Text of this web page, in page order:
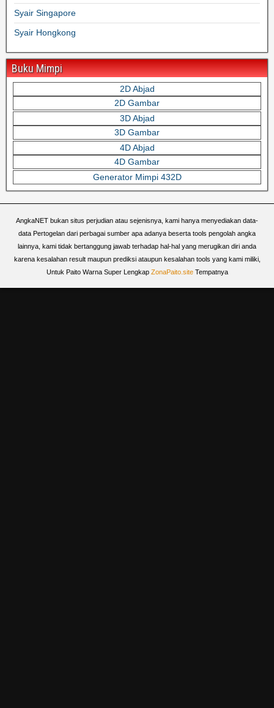
Syair Singapore
Syair Hongkong
Buku Mimpi
2D Abjad
2D Gambar
3D Abjad
3D Gambar
4D Abjad
4D Gambar
Generator Mimpi 432D
AngkaNET bukan situs perjudian atau sejenisnya, kami hanya menyediakan data-
data Pertogelan dari perbagai sumber apa adanya beserta tools pengolah angka
lainnya, kami tidak bertanggung jawab terhadap hal-hal yang merugikan diri anda
karena kesalahan result maupun prediksi ataupun kesalahan tools yang kami miliki,
Untuk Paito Warna Super Lengkap ZonaPaito.siteTempatnya